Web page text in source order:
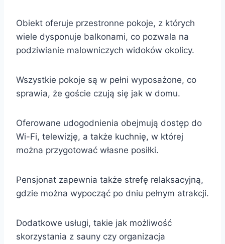
Obiekt oferuje przestronne pokoje, z których
wiele dysponuje balkonami, co pozwala na
podziwianie malowniczych widoków okolicy.
Wszystkie pokoje są w pełni wyposażone, co
sprawia, że goście czują się jak w domu.
Oferowane udogodnienia obejmują dostęp do
Wi-Fi, telewizję, a także kuchnię, w której
można przygotować własne posiłki.
Pensjonat zapewnia także strefę relaksacyjną,
gdzie można wypocząć po dniu pełnym atrakcji.
Dodatkowe usługi, takie jak możliwość
skorzystania z sauny czy organizacja